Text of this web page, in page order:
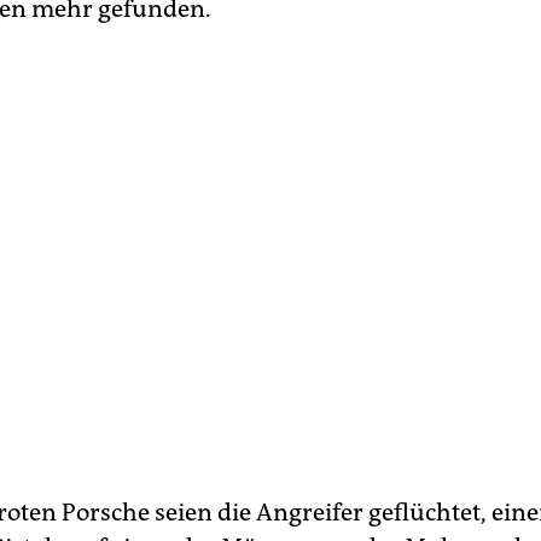
mehr gefunden.
Porsche seien die Angreifer geflüchtet,